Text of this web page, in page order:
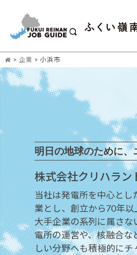
> 企業 > 小浜市
明日の地球のために
株式会社クリハラン
当社は発電所を中心と
業とし、創立から70年
大手企業の系列に属さな
電所の運営や、核融合な
しい分野へも積極的にチ